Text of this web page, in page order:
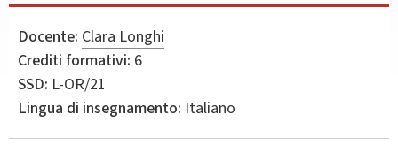
Docente: Clara Longhi
Crediti formativi: 6
SSD: L-OR/21
Lingua di insegnamento: Italiano